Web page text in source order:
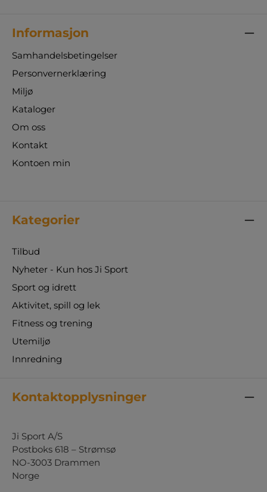
Informasjon
Samhandelsbetingelser
Personvernerklæring
Miljø
Kataloger
Om oss
Kontakt
Kontoen min
Kategorier
Tilbud
Nyheter - Kun hos Ji Sport
Sport og idrett
Aktivitet, spill og lek
Fitness og trening
Utemiljø
Innredning
Kontaktopplysninger
Ji Sport A/S
Postboks 618 – Strømsø
NO-3003 Drammen
Norge